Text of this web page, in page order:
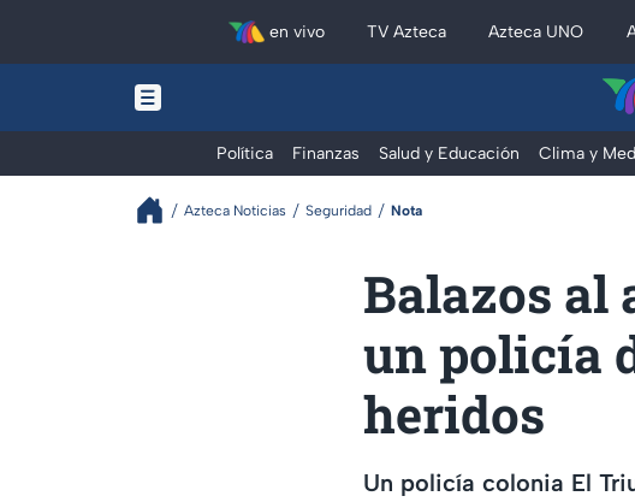
en vivo TV Azteca Azteca UNO
Política Finanzas Salud y Educación Clima y
Azteca Noticias Seguridad Nota
Balazos al
un policía
heridos
Un policía colonia El